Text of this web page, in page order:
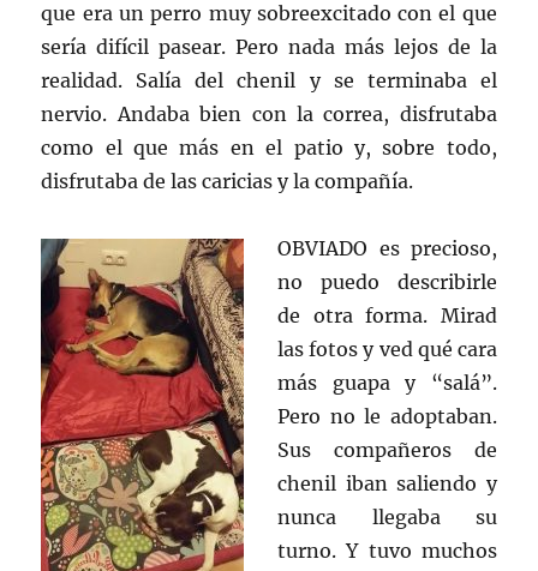
que era un perro muy sobreexcitado con el que
sería difícil pasear. Pero nada más lejos de la
realidad. Salía del chenil y se terminaba el
nervio. Andaba bien con la correa, disfrutaba
como el que más en el patio y, sobre todo,
disfrutaba de las caricias y la compañía.
OBVIADO es precioso,
no puedo describirle
de otra forma. Mirad
las fotos y ved qué cara
más guapa y “salá”.
Pero no le adoptaban.
Sus compañeros de
chenil iban saliendo y
nunca llegaba su
turno. Y tuvo muchos